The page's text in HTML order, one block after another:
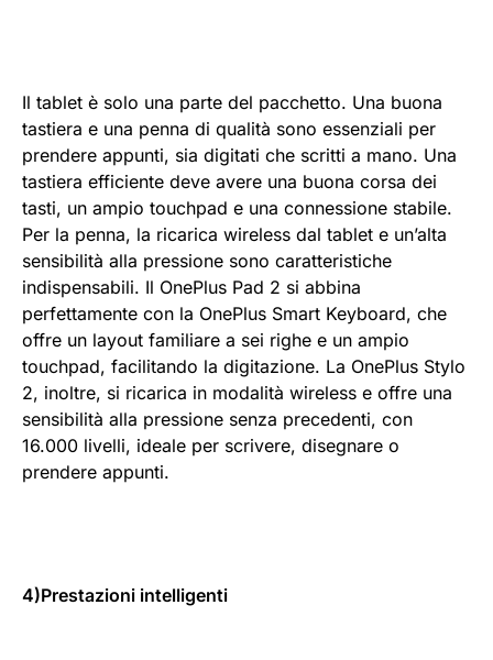
Il tablet è solo una parte del pacchetto. Una buona
tastiera e una penna di qualità sono essenziali per
prendere appunti, sia digitati che scritti a mano. Una
tastiera efficiente deve avere una buona corsa dei
tasti, un ampio touchpad e una connessione stabile.
Per la penna, la ricarica wireless dal tablet e un’alta
sensibilità alla pressione sono caratteristiche
indispensabili. Il OnePlus Pad 2 si abbina
perfettamente con la OnePlus Smart Keyboard, che
offre un layout familiare a sei righe e un ampio
touchpad, facilitando la digitazione. La OnePlus Stylo
2, inoltre, si ricarica in modalità wireless e offre una
sensibilità alla pressione senza precedenti, con
16.000 livelli, ideale per scrivere, disegnare o
prendere appunti.
4)Prestazioni intelligenti